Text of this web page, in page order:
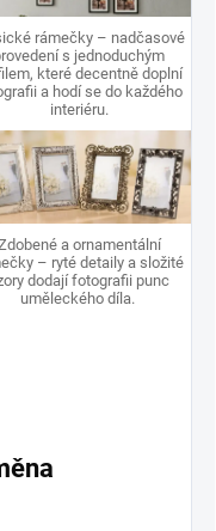
rámečky – nadčasové
s jednoduchým
které decentně doplní
a hodí se do každého
interiéru.
a ornamentální
– ryté detaily a složité
dodají fotografii punc
uměleckého díla.